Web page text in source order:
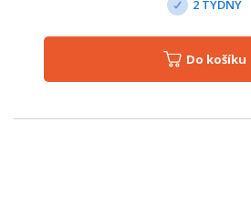
2 TÝDNY
Do košíku